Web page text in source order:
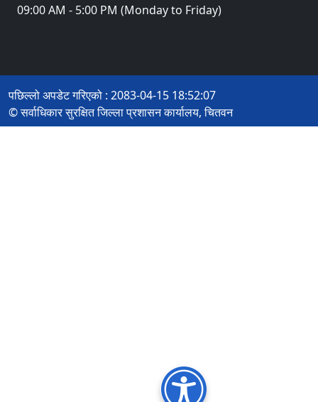
09:00 AM - 5:00 PM (Monday to Friday)
पछिल्लो अपडेट गरिएको : 2083-04-15 18:52:07
© सर्वाधिकार सुरक्षित जिल्ला प्रशासन कार्यालय, चितवन